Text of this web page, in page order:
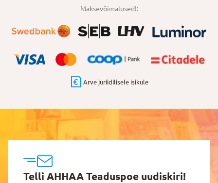
Maksevõimalused!:
Arve juriidilisele isikule
Telli AHHAA Teaduspoe uudiskiri!